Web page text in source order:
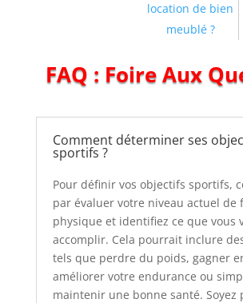
location de bien
meublé ?
FAQ : Foire Aux
Comment déterminer ses
sportifs ?
Pour définir vos objectifs sportifs,
par évaluer votre niveau actuel de
physique et identifiez ce que vous
accomplir. Cela pourrait inclure
tels que perdre du poids, gagner
améliorer votre endurance ou
maintenir une bonne santé. Soyez